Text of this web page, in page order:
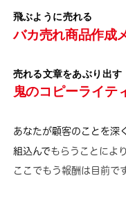
飛ぶように売れる
バカ売れ商品作成
売れる文章をあぶり出す
鬼のコピーライテ
あなたが顧客のことを深
組込んでもらうことにより
ここでもう報酬は目前です